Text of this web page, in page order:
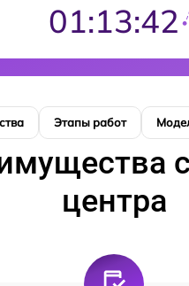
01:13:41
Этапы работ
центра